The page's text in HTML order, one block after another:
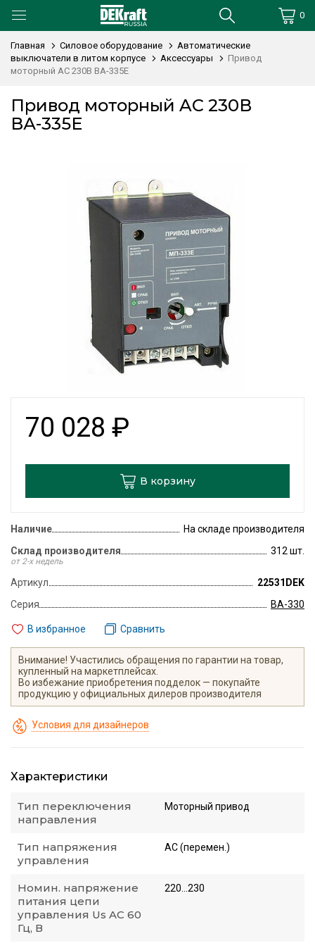
0
Главная Силовое оборудование
Автоматические
выключатели в литом корпусе
Аксессуары
Привод
моторный AC 230В ВА-335E
Привод моторный AC 230В
ВА-335E
70 028 ₽
В корзину
Наличие
На складе производителя
Склад производителя
от 2-х недель
312 шт.
Артикул
22531DEK
Серия
ВА-330
В избранное Сравнить
Внимание! Участились обращения по гарантии на товар,
купленный на маркетплейсах.
Во избежание приобретения подделок — покупайте
продукцию у официальных дилеров производителя
Условия для дизайнеров
Характеристики
Тип переключения
направления
Моторный привод
Тип напряжения
управления
AC (перемен.)
Номин. напряжение
питания цепи
управления Us AC 60
Гц, В
220...230